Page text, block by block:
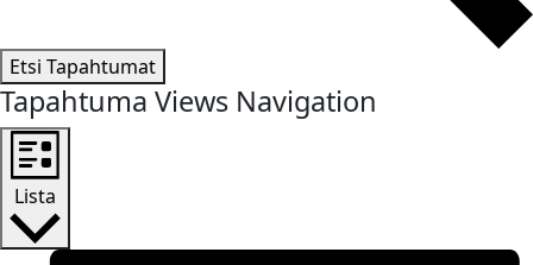
Etsi Tapahtumat
Tapahtuma Views Navigation
Lista